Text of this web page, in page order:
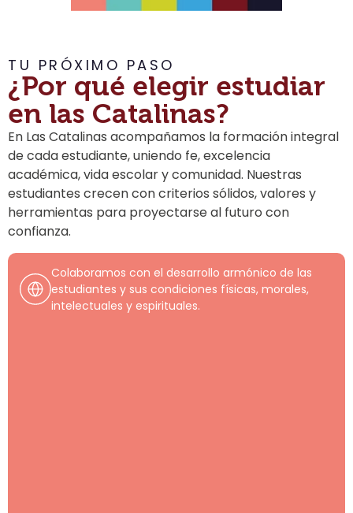
TU PRÓXIMO PASO
¿Por qué elegir estudiar
en las Catalinas?
En Las Catalinas acompañamos la formación integral
de cada estudiante, uniendo fe, excelencia
académica, vida escolar y comunidad. Nuestras
estudiantes crecen con criterios sólidos, valores y
herramientas para proyectarse al futuro con
confianza.
Colaboramos con el desarrollo armónico de las
estudiantes y sus condiciones físicas, morales,
intelectuales y espirituales.